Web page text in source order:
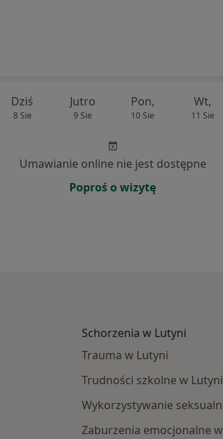
Dziś
8 Sie
Jutro
9 Sie
Pon,
10 Sie
Wt,
11 Sie
Umawianie online nie jest dostępne
Poproś o wizytę
Schorzenia w Lutyni
Trauma w Lutyni
Trudności szkolne w Lutyni
Wykorzystywanie
Zaburzenia emocjonalne